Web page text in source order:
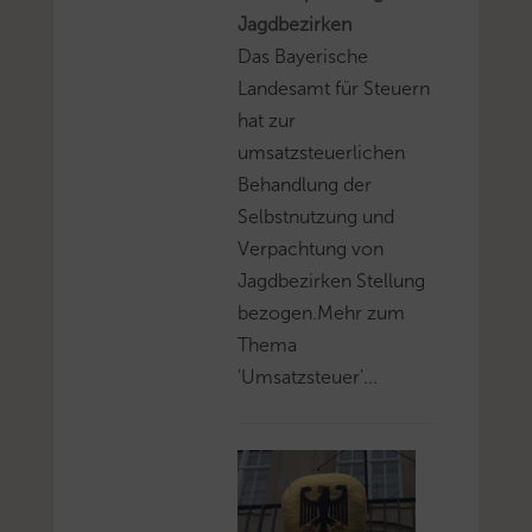
Jagdbezirken
Das Bayerische
Landesamt für Steuern
hat zur
umsatzsteuerlichen
Behandlung der
Selbstnutzung und
Verpachtung von
Jagdbezirken Stellung
bezogen.Mehr zum
Thema
'Umsatzsteuer'...